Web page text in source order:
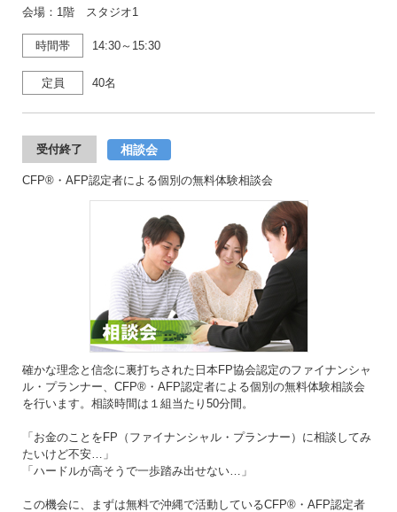
会場：1階 スタジオ1
時間帯 14:30～15:30
定員 40名
受付終了 相談会
CFP®・AFP認定者による個別の無料体験相談会
確かな理念と信念に裏打ちされた日本FP協会認定のファイナンシャ
ル・プランナー、CFP®・AFP認定者による個別の無料体験相談会
を行います。相談時間は１組当たり50分間。
「お金のことをFP（ファイナンシャル・プランナー）に相談してみ
たいけど不安…」
「ハードルが高そうで一歩踏み出せない…」
この機会に、まずは無料で沖縄で活動しているCFP®・AFP認定者